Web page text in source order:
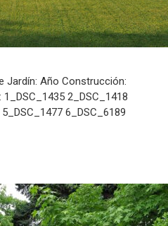
Jardín: Año Construcción:
2_DSC_1418
6_DSC_6189